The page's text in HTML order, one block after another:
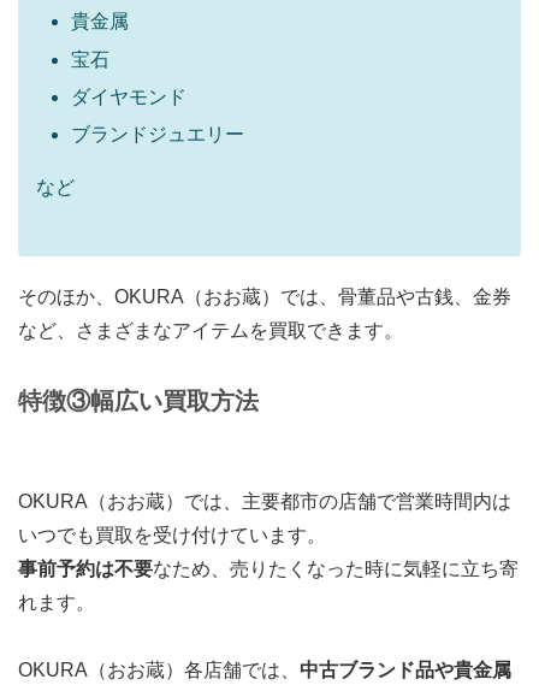
貴金属
宝石
ダイヤモンド
ブランドジュエリー
など
そのほか、OKURA（おお蔵）では、骨董品や古銭、金券
など、さまざまなアイテムを買取できます。
特徴③幅広い買取方法
OKURA（おお蔵）では、主要都市の店舗で営業時間内は
いつでも買取を受け付けています。
事前予約は不要なため、売りたくなった時に気軽に立ち寄
れます。
OKURA（おお蔵）各店舗では、 中古ブランド品や貴金属